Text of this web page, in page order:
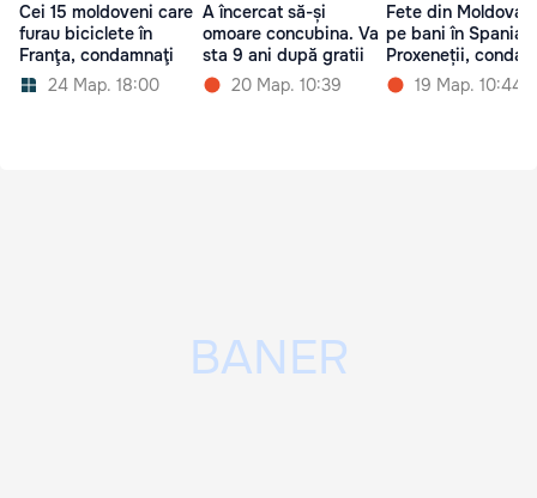
Cei 15 moldoveni care
furau biciclete în
Franţa, condamnaţi
24 Мар. 18:00
A încercat să-și
omoare concubina. Va
sta 9 ani după gratii
20 Мар. 10:39
Fete din Moldova,
pe bani în Spania.
Proxeneții,
19 Мар. 10:44